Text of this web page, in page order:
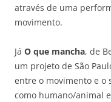
através de uma
movimento.
Já O que mancha, de
um projeto de São
entre o movimento e o
como humano/animal